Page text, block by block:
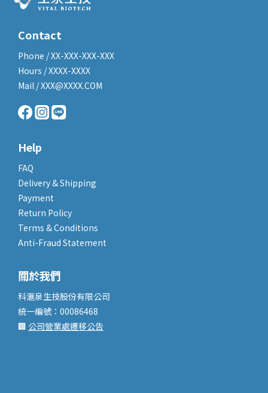
Contact
Phone / XX-XXX-XXX-XXX
Hours / XXXX-XXXX
Mail / XXX@XXXX.COM
Help
FAQ
Delivery & Shipping
Payment
Return Policy
Terms & Conditions
Anti-Fraud Statement
關於我們
科滙泉生技股份有限公司
統一編號：00086468
🏢 公司營業處遷移公告